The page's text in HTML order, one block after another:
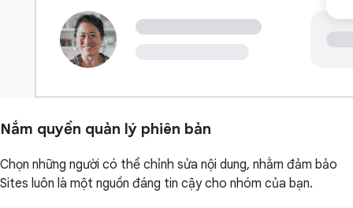
Nắm quyền quản lý phiên bản
Chọn những người có thể chỉnh sửa nội dung, nhằm đảm bảo
Sites luôn là một nguồn đáng tin cậy cho nhóm của bạn.